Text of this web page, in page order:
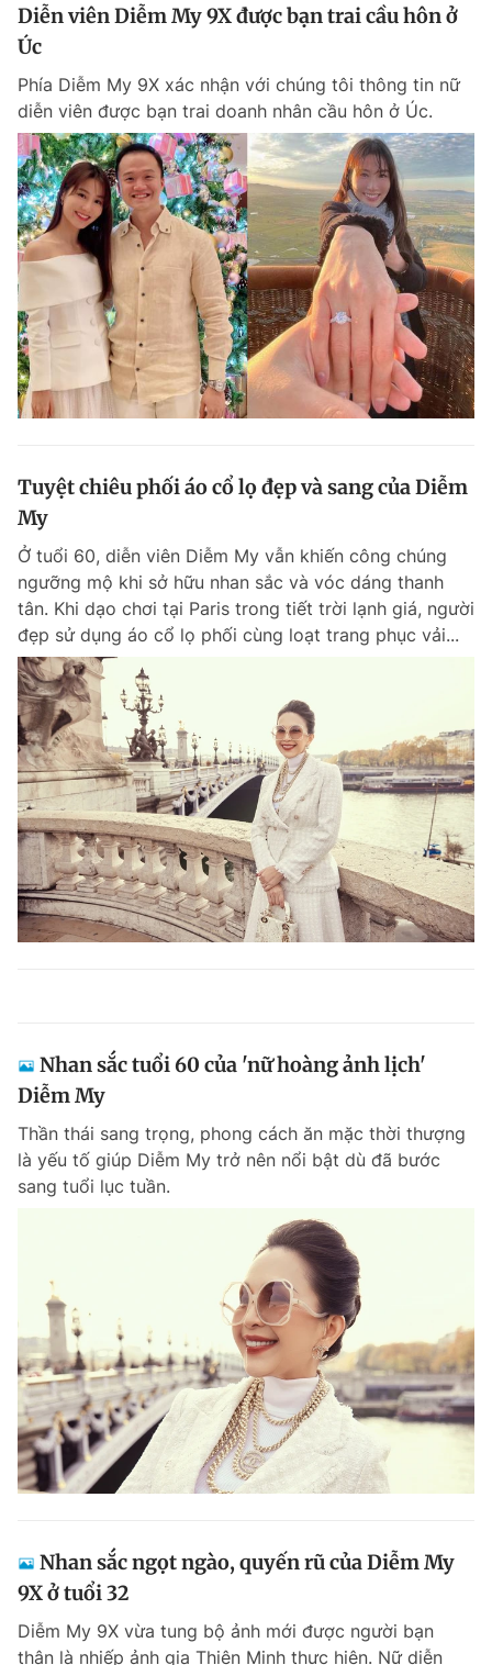
Diễn viên Diễm My 9X được bạn trai cầu hôn ở
Úc
Phía Diễm My 9X xác nhận với chúng tôi thông tin nữ
diễn viên được bạn trai doanh nhân cầu hôn ở Úc.
Tuyệt chiêu phối áo cổ lọ đẹp và sang của Diễm
My
Ở tuổi 60, diễn viên Diễm My vẫn khiến công chúng
ngưỡng mộ khi sở hữu nhan sắc và vóc dáng thanh
tân. Khi dạo chơi tại Paris trong tiết trời lạnh giá, người
đẹp sử dụng áo cổ lọ phối cùng loạt trang phục vải...
Nhan sắc tuổi 60 của 'nữ hoàng ảnh lịch'
Diễm My
Thần thái sang trọng, phong cách ăn mặc thời thượng
là yếu tố giúp Diễm My trở nên nổi bật dù đã bước
sang tuổi lục tuần.
Nhan sắc ngọt ngào, quyến rũ của Diễm My
9X ở tuổi 32
Diễm My 9X vừa tung bộ ảnh mới được người bạn
thân là nhiếp ảnh gia Thiên Minh thực hiện. Nữ diễn